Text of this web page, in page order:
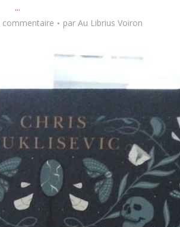
...
par Au Librius Voiron